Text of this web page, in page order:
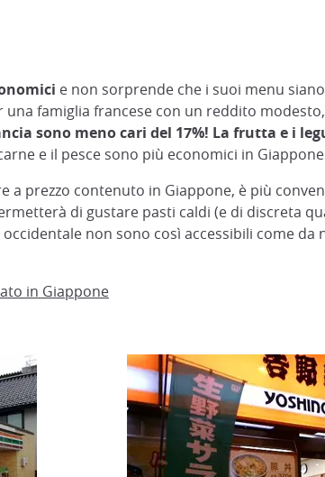
e non sorprende che i suoi menu
famiglia francese con un reddito
sono meno cari del 17%! La frutta e i
e il pesce sono più economici in
a prezzo contenuto in Giappone, è più
di gustare pasti caldi (e di discreta
non sono così accessibili come da
in Giappone